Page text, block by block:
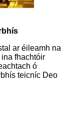
ar éileamh na
fhachtóir
ó
teicníc Deo